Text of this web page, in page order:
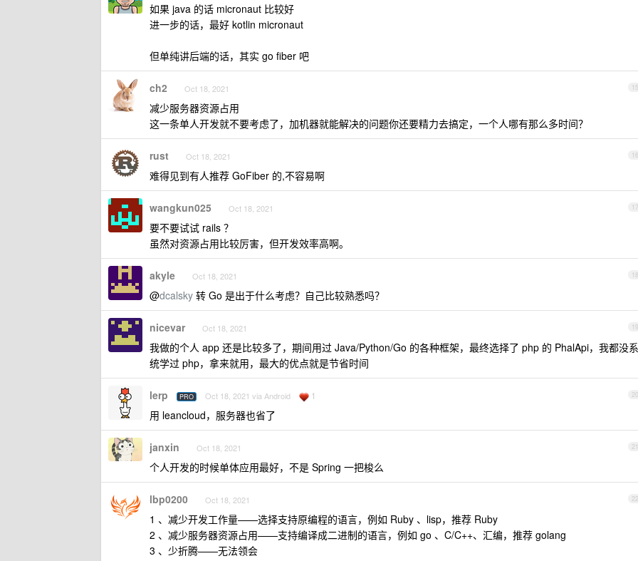
如果 java 的话 micronaut 比较好
进一步的话，最好 kotlin micronaut
但单纯讲后端的话，其实 go fiber 吧
15
ch2 Oct 18, 2021
减少服务器资源占用
这一条单人开发就不要考虑了，加机器就能解决的问题你还要精力去搞定，一个人哪有那么多时间？
16
rust Oct 18, 2021
难得见到有人推荐 GoFiber 的,不容易啊
17
wangkun025 Oct 18, 2021
要不要试试 rails ？
虽然对资源占用比较厉害，但开发效率高啊。
18
akyle Oct 18, 2021
@dcalsky 转 Go 是出于什么考虑？自己比较熟悉吗？
19
nicevar Oct 18, 2021
我做的个人 app 还是比较多了，期间用过 Java/Python/Go 的各种框架，最终选择了 php 的 PhalApi，我都没系
统学过 php，拿来就用，最大的优点就是节省时间
20
lerp PRO Oct 18, 2021 via Android 1
用 leancloud，服务器也省了
21
janxin Oct 18, 2021
个人开发的时候单体应用最好，不是 Spring 一把梭么
22
lbp0200 Oct 18, 2021
1 、减少开发工作量——选择支持原编程的语言，例如 Ruby 、lisp，推荐 Ruby
2 、减少服务器资源占用——支持编译成二进制的语言，例如 go 、C/C++、汇编，推荐 golang
3 、少折腾——无法领会